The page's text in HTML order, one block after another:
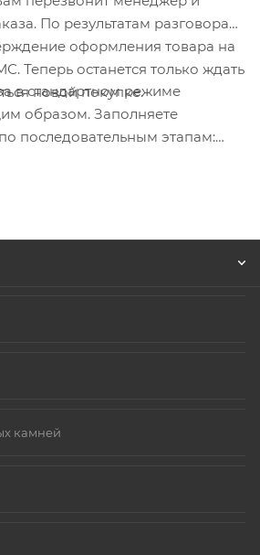
По результатам разговора
оформления товара на
Теперь останется только ждать
новой покупке.
в стандартном режиме
образом. Заполняете
последовательным этапам:
камней